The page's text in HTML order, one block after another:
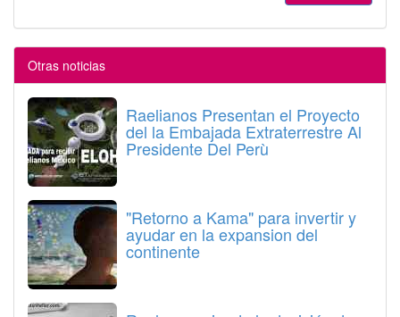
Otras noticias
Raelianos Presentan el Proyecto
del la Embajada Extraterrestre Al
Presidente Del Perù
"Retorno a Kama" para invertir y
ayudar en la expansion del
continente